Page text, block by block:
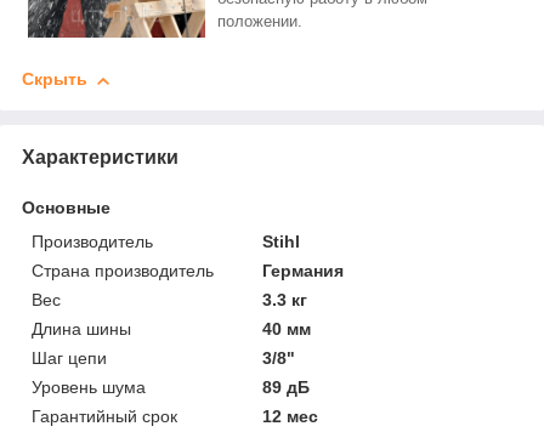
положении.
Скрыть
Характеристики
Основные
Производитель
Stihl
Страна производитель
Германия
Вес
3.3 кг
Длина шины
40 мм
Шаг цепи
3/8"
Уровень шума
89 дБ
Гарантийный срок
12 мес